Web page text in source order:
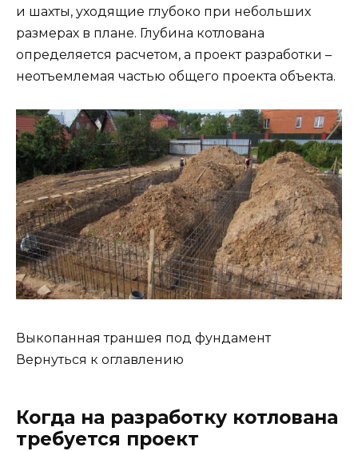
и шахты, уходящие глубоко при небольших
размерах в плане. Глубина котлована
определяется расчетом, а проект разработки –
неотъемлемая частью общего проекта объекта.
Выкопанная траншея под фундамент
Вернуться к оглавлению
Когда на разработку котлована
требуется проект